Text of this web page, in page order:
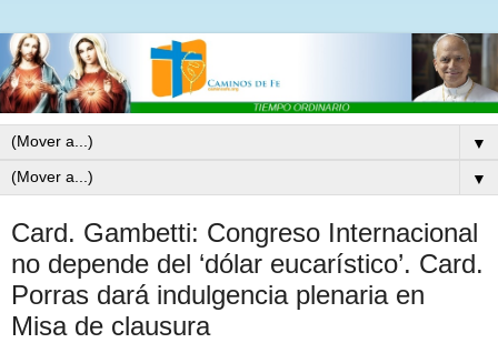
▼
▼
Card. Gambetti: Congreso Internacional
no depende del ‘dólar eucarístico’. Card.
Porras dará indulgencia plenaria en
Misa de clausura